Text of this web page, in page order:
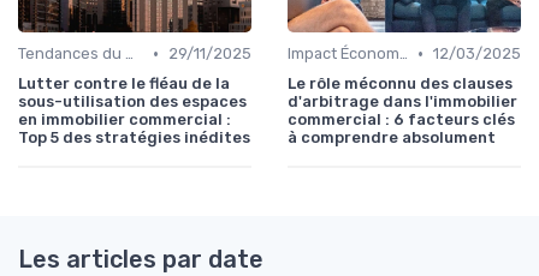
Tendances du Marché Immobilier Commercial •
29/11/2025
Lutter contre le fléau de la
sous-utilisation des espaces
en immobilier commercial :
Top 5 des stratégies inédites
Impact Économique et Financier • 12/03/2025
Le rôle méconnu des clauses
d'arbitrage dans l'immobilier
commercial : 6 facteurs clés
à comprendre absolument
Les articles par date